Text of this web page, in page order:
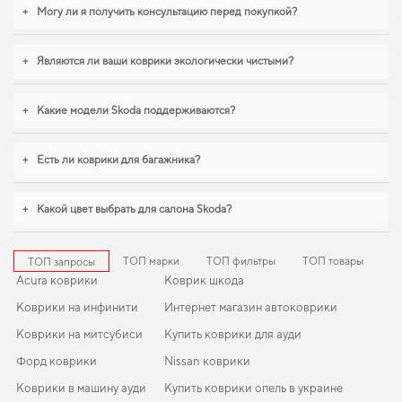
сейчас. Для владельцев, которые ценят порядок в автомобиле,
для kia k2500
коврики для автомобиля infiniti q50 уверенно справляются с
предлагать решения, которые оправдывают ожидания.
+ Могу ли я получить консультацию перед покупкой?
+ Являются ли ваши коврики экологически чистыми?
+ Какие модели Skoda поддерживаются?
+ Есть ли коврики для багажника?
+ Какой цвет выбрать для салона Skoda?
ТОП запросы ТОП марки ТОП фильтры ТОП товары
Acura коврики
Коврики на инфинити
Коврики на митсубиси
Форд коврики
Коврики в машину ауди
Коврик шкода
Интернет магазин автоковрики
Купить коврики для ауди
Nissan коврики
Купить коврики опель в украине